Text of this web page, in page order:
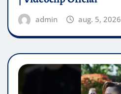
admin aug. 5, 2026